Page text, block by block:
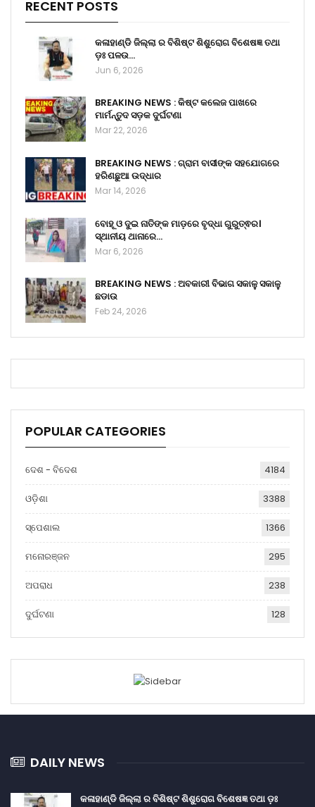
RECENT POSTS
କଳାହାଣ୍ଡି ଜିଲ୍ଲା ର ବିଶିଷ୍ଟ ଶିଶୁରୋଗ ବିଶେଷଜ୍ଞ ତଥା
ଡ଼ଃ ପଳଉ…
Jun 6, 2026
BREAKING NEWS : କିଷ୍ଟ କଲେଜ ପାଖରେ
ମାର୍ମନ୍ତୁଦ ସଡ଼କ ଦୁର୍ଘଟଣା
Mar 22, 2026
BREAKING NEWS : ଗ୍ରାମ ବାସୀଙ୍କ ସହଯୋଗରେ
ହରିଣଛୁଆ ଉଦ୍ଧାର
Mar 14, 2026
ବୋହୂ ଓ ଦୁଇ ନାତିଙ୍କ ମାଡ଼ରେ ବୃଦ୍ଧା ଗୁରୁତ୍ଵର।
ସ୍ଥାନୀୟ ଥାନାରେ…
Mar 6, 2026
BREAKING NEWS : ଅବକାରୀ ବିଭାଗ ସକାଳୁ ସକାଳୁ
ଛଡାଉ
Feb 24, 2026
POPULAR CATEGORIES
ଦେଶ - ବିଦେଶ 4184
ଓଡ଼ିଶା 3388
ସ୍ପେଶାଲ 1366
ମନୋରଞ୍ଜନ 295
ଅପରାଧ 238
ଦୁର୍ଘଟଣା 128
DAILY NEWS
କଳାହାଣ୍ଡି ଜିଲ୍ଲା ର ବିଶିଷ୍ଟ ଶିଶୁରୋଗ ବିଶେଷଜ୍ଞ ତଥା ଡ଼ଃ